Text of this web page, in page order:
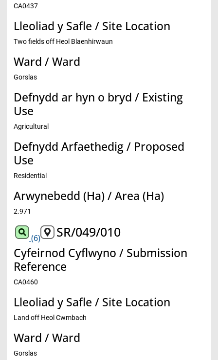
CA0437
Lleoliad y Safle / Site Location
Two fields off Heol Blaenhirwaun
Ward / Ward
Gorslas
Defnydd ar hyn o bryd / Existing
Use
Agricultural
Defnydd Arfaethedig / Proposed
Use
Residential
Arwynebedd (Ha) / Area (Ha)
2.971
(6) SR/049/010
Cyfeirnod Cyflwyno / Submission
Reference
CA0460
Lleoliad y Safle / Site Location
Land off Heol Cwmbach
Ward / Ward
Gorslas